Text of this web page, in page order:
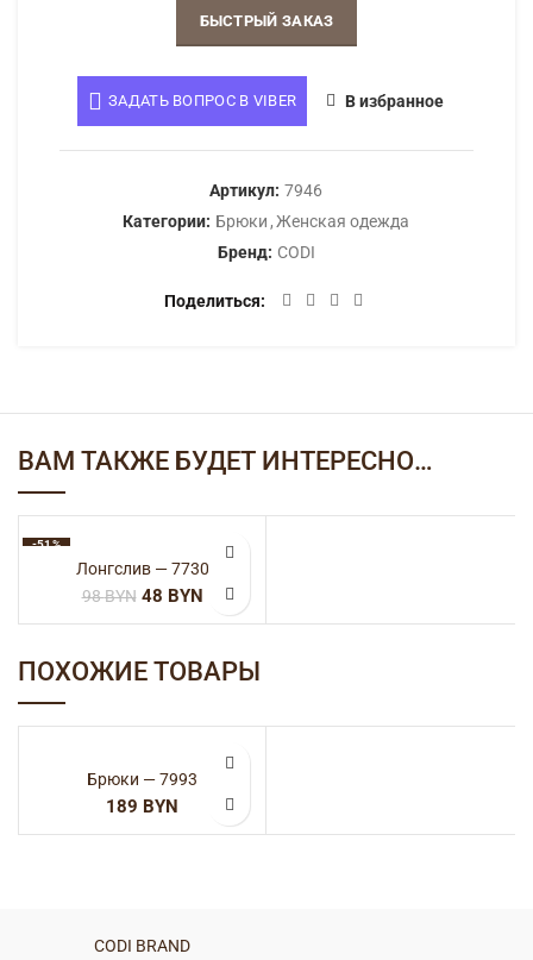
БЫСТРЫЙ ЗАКАЗ
ЗАДАТЬ ВОПРОС В VIBER В избранное
Артикул: 7946
Категории: Брюки ,Женская одежда
Бренд: CODI
Поделиться
ВАМ ТАКЖЕ БУДЕТ ИНТЕРЕСНО…
-51%
Лонгслив — 7730
98BYN 48 BYN
ПОХОЖИЕ ТОВАРЫ
Брюки — 7993
BYN
CODI BRAND